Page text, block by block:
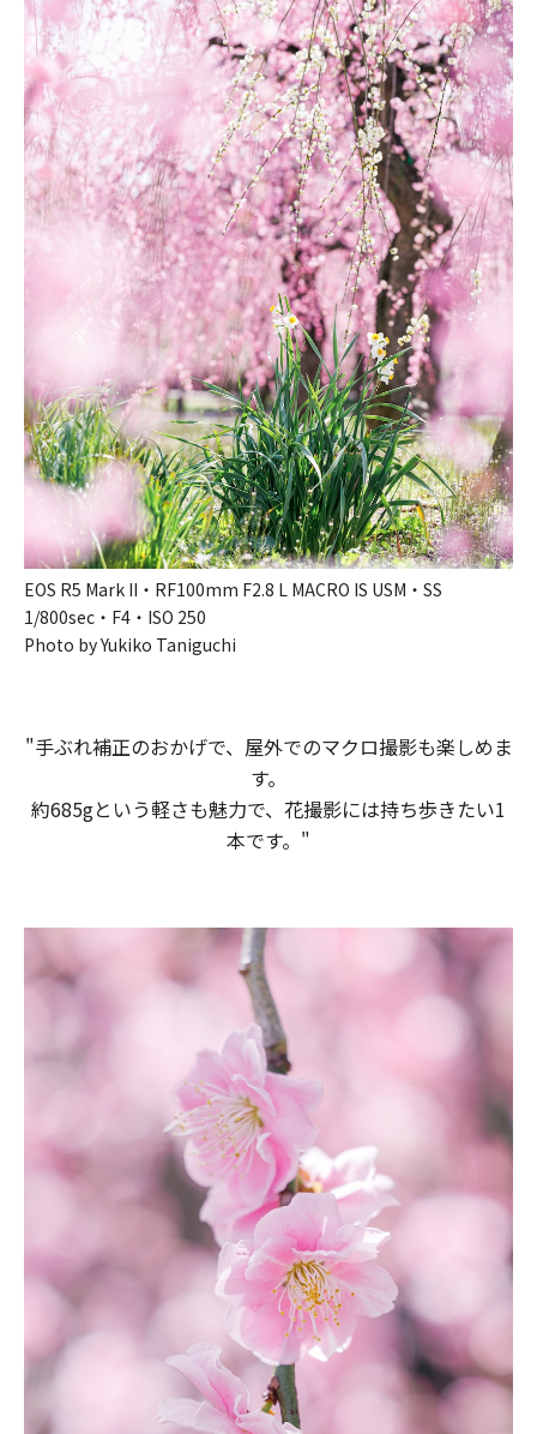
EOS R5 Mark II・RF100mm F2.8 L MACRO IS USM・SS
1/800sec・F4・ISO 250
Photo by Yukiko Taniguchi
"手ぶれ補正の​おかげで、​屋外での​マクロ撮影も​楽しめま
す。​
約685gと​いう​軽さも​魅力で、​花撮影には​持ち歩きたい​1
本です。​​"​